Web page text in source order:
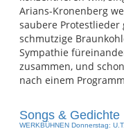
Arians-Kronenberg
saubere Protestlieder
schmutzige
Sympathie
zusammen, und
nach einem
Songs & Gedichte
WERKBÜHNEN Donnerstag: